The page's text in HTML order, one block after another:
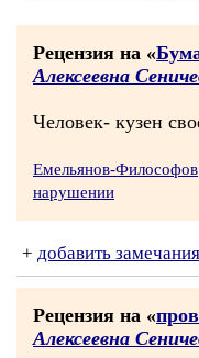
Рецензия на «
Алексеевна
Человек- кузен
Емельянов-Философов
нарушении
+ добавить замечания
Рецензия на «
Алексеевна